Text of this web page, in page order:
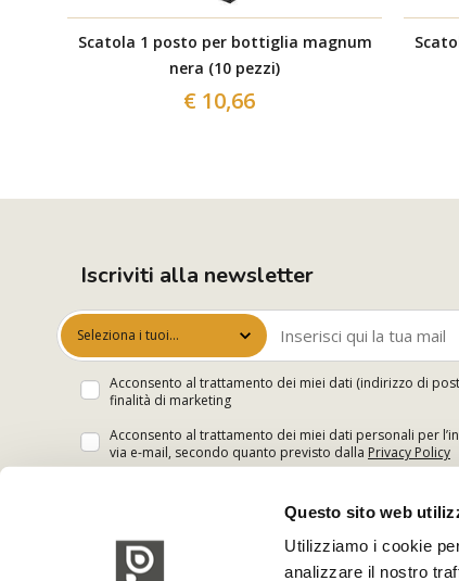
Questo sito web
Utilizziamo i cookie
analizzare il nostro
Scatola 1 posto per bottiglia magnum
nera (10 pezzi)
€ 10,66
Iscriviti alla newsletter
Seleziona i tuoi
interessi
Acconsento al trattamento dei miei dati (indirizzo di
finalità di marketing
Acconsento al trattamento dei miei dati personali per
via e-mail, secondo quanto previsto dalla Privacy Policy